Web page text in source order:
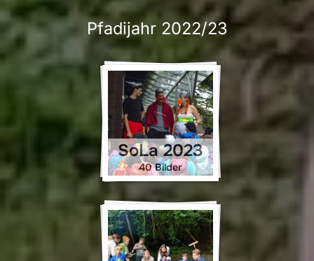
Pfadijahr 2022/23
SoLa 2023
40 Bilder